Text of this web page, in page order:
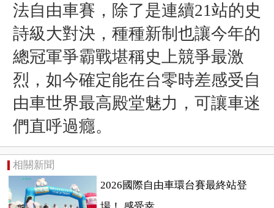
法自由車賽，除了是連續21站的史
詩級大對決，種種新制也讓今年的
總冠軍爭霸戰堪稱史上競爭最激
烈，如今確定能在台零時差感受自
由車世界最高殿堂魅力，可讓車迷
們直呼過癮。
相關新聞
2026國際自由車環台賽最終站登